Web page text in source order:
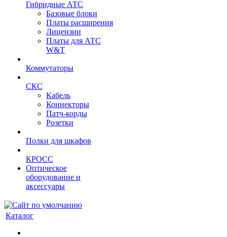
Гибридные АТС
Базовые блоки
Платы расширения
Лицензии
Платы для АТС
W&T
Коммутаторы
СКС
Кабель
Коннекторы
Патч-корды
Розетки
Полки для шкафов
КРОСС
Оптическое
оборудование и
аксессуары
Каталог